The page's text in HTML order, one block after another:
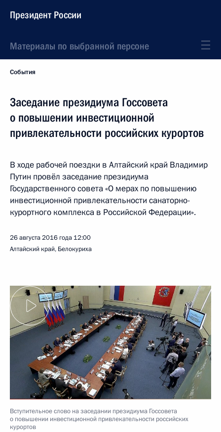
Президент России
Материалы по выбранной персоне
События
Заседание президиума Госсовета
о повышении инвестиционной
привлекательности российских курортов
В ходе рабочей поездки в Алтайский край Владимир
Путин провёл заседание президиума
Государственного совета «О мерах по повышению
инвестиционной привлекательности санаторно-
курортного комплекса в Российской Федерации».
26 августа 2016 года 12:00
Алтайский край, Белокуриха
Вступительное слово на заседании президиума Госсовета
о повышении инвестиционной привлекательности российских
курортов